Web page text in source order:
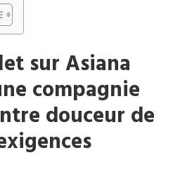
sur Asiana
compagnie
douceur de